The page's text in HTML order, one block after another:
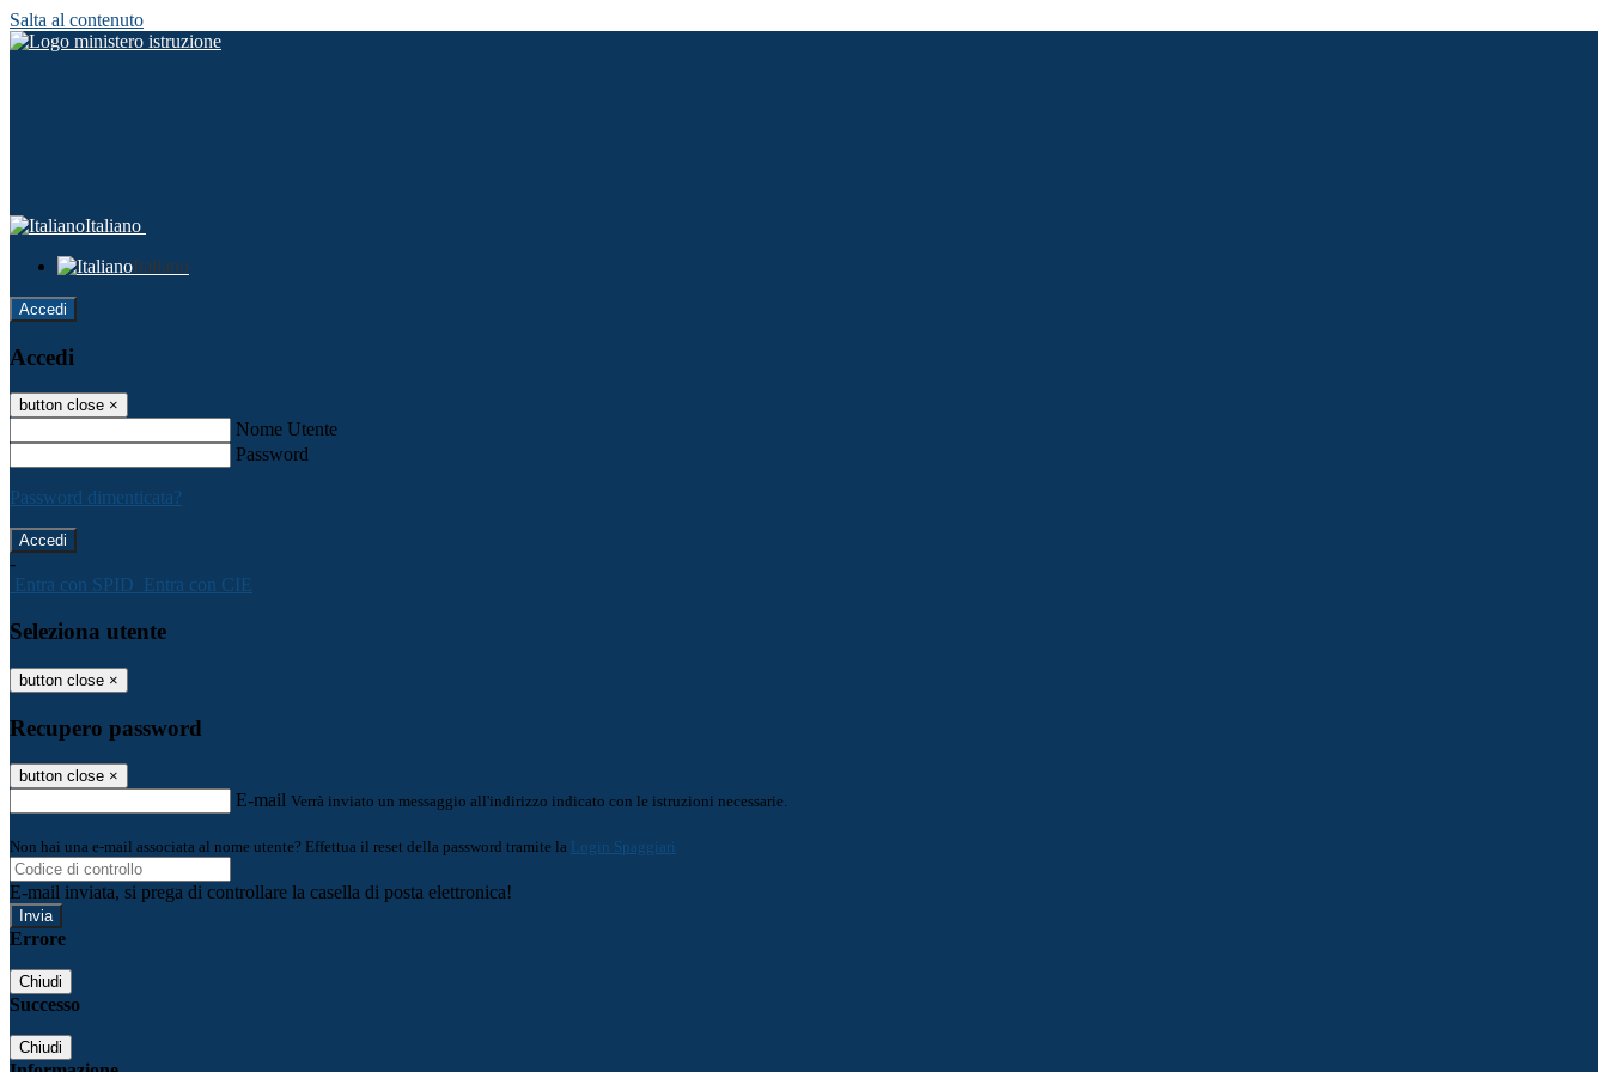
Salta al contenuto
Italiano
Italiano
Accedi
Accedi
button close ×
Nome Utente
Password
Password dimenticata?
-
Entra con SPID Entra con CIE
Seleziona utente
button close ×
Recupero password
button close ×
E-mail Verrà inviato un messaggio all'indirizzo indicato con le istruzioni necessarie.
Non hai una e-mail associata al nome utente? Effettua il reset della password tramite la Login Spaggiari
E-mail inviata, si prega di controllare la casella di posta elettronica!
Errore
Chiudi
Successo
Chiudi